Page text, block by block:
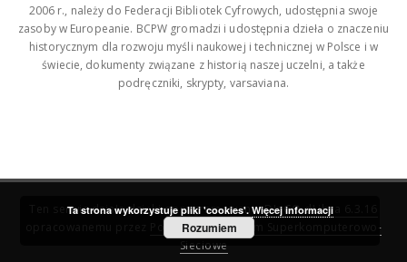
2006 r., należy do Federacji Bibliotek Cyfrowych, udostępnia swoje
zasoby w Europeanie. BCPW gromadzi i udostępnia dzieła o znaczeniu
historycznym dla rozwoju myśli naukowej i technicznej w Polsce i w
świecie, dokumenty związane z historią naszej uczelni, a także
podręczniki, skrypty, varsaviana.
Ten serwis działa dzięki oprogramowaniuDInGO dLibra 6.3.16
Poznańskie Centrum Superkomputerowo-
Sieciowe
Ta strona wykorzystuje pliki 'cookies'. Więcej informacji
Rozumiem